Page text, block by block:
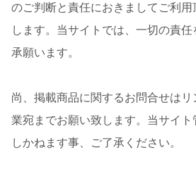
のご判断と責任におきましてご利
します。当サイトでは、一切の責
承願います。
尚、掲載商品に関するお問合せは
業宛までお願い致します。当サイ
しかねます事、ご了承ください。